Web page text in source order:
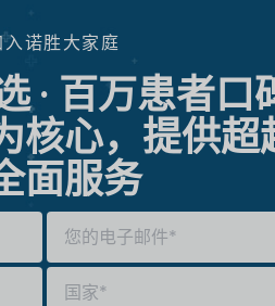
诺胜大家庭
· 百万患者口
核心，提供超
面服务